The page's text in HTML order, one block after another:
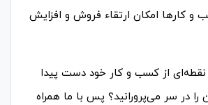
کارها امکان ارتقاء فروش و افزایش
نقطه‌ای از کسب و کار خود دست پیدا
در سر می‌پرورانید؟ پس با ما همراه